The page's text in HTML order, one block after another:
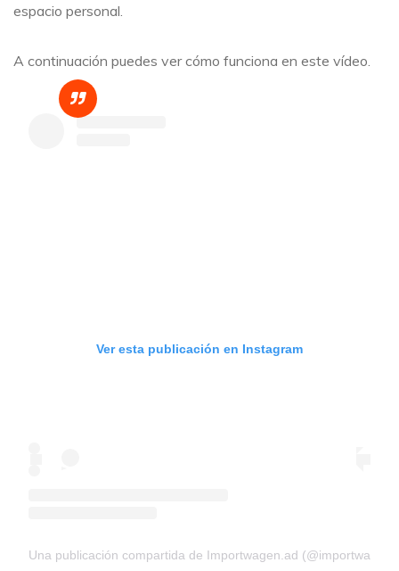
espacio personal.
A continuación puedes ver cómo funciona en este vídeo.
Ver esta publicación en Instagram
Una publicación compartida de Importwagen.ad